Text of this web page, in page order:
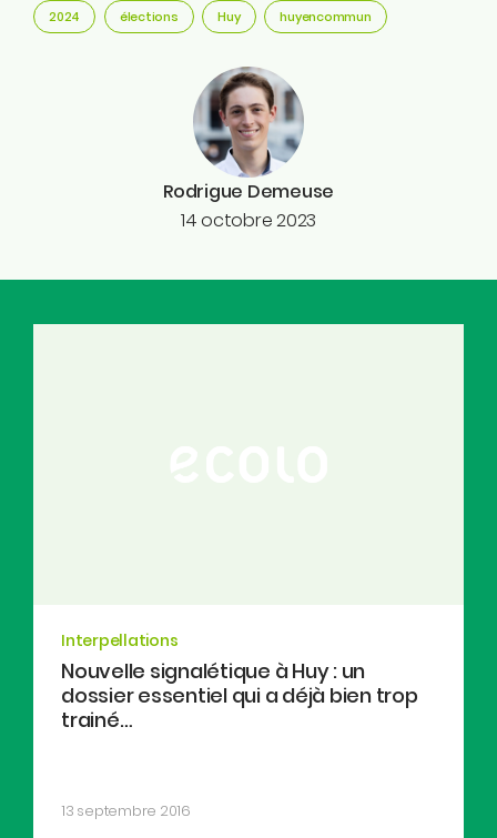
Rodrigue Demeuse
14 octobre 2023
2024 élections Huy huyencommun
Interpellations
Nouvelle signalétique à Huy : un
dossier essentiel qui a déjà bien trop
trainé…
13 septembre 2016